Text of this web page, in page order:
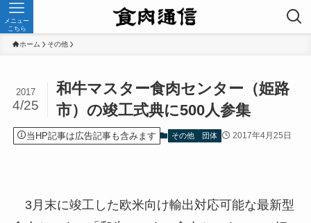
メニュー
こちら
ホーム その他
和牛マスター食肉センター（姫路
市）の竣工式典に500人参集
2017
4/25
当HP記事は広告記事も含みます その他 団体 2017年4月25日
3月末に竣工した欧米向け輸出対応可能な最新型